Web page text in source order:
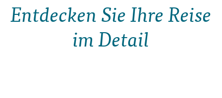
Entdecken Sie Ihre Reise
im Detail